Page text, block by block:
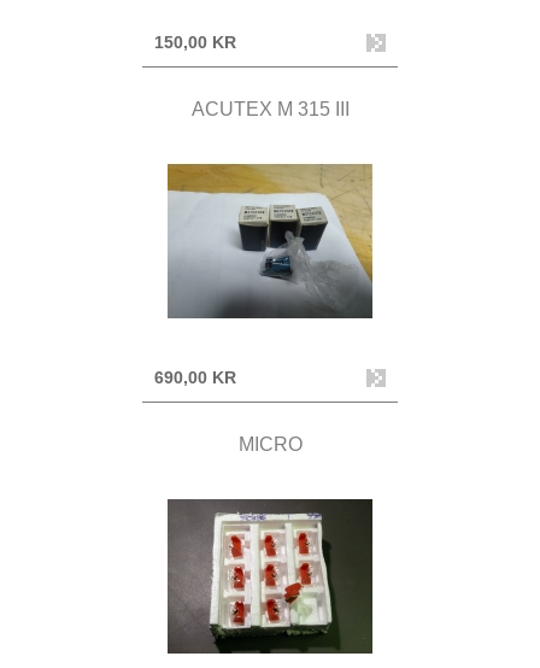
150,00 KR
ACUTEX M 315 III
690,00 KR
MICRO